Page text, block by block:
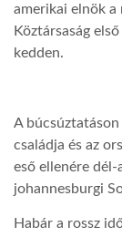
GLOBOBOOK
amerikai elnök a
Köztársaság
kedden.
A
családja és az
eső ellenére
johannesburgi
Habár a rossz